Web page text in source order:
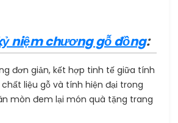
niệm chương gỗ đồng:
đơn giản, kết hợp tinh tế giữa tính
liệu gỗ và tính hiện đại trong
mòn đem lại món quà tặng trang